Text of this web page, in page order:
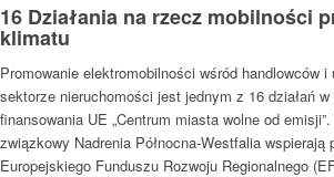
16 Działania na rzecz mobilności
klimatu
Promowanie elektromobilności wśród handlowców i
sektorze nieruchomości jest jednym z 16 działań
finansowania UE „Centrum miasta wolne od
związkowy Nadrenia Północna-Westfalia wspierają
Europejskiego Funduszu Rozwoju Regionalnego